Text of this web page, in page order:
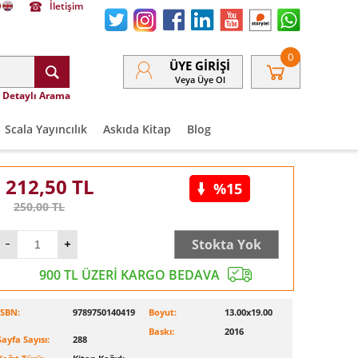
İletişim
Detaylı Arama
ÜYE GIRIŞI
Veya Üye Ol
0
Scala Yayıncılık Askıda Kitap Blog
212,50 TL
250,00TL
%15
Stokta Yok
900 TL ÜZERİ KARGO BEDAVA
9789750140419
Sayısı:
288
Boyut:
13.00x19.00
Baskı:
2016